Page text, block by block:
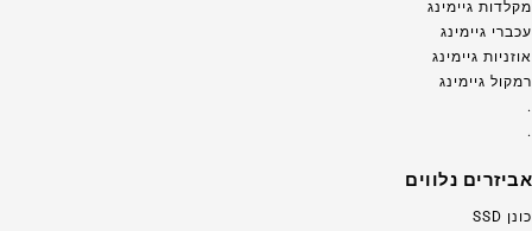
מקלדות גיימינג
עכברי גיימינג
אוזניות גיימינג
רמקול גיימינג
.
.
אביזרים נלווים
כונן SSD